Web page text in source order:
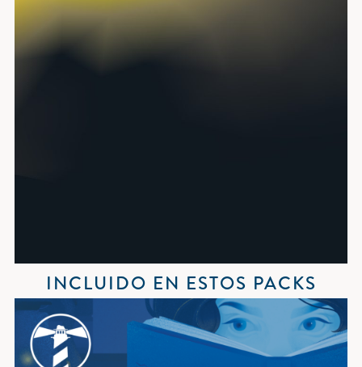
INCLUIDO EN ESTOS PACKS